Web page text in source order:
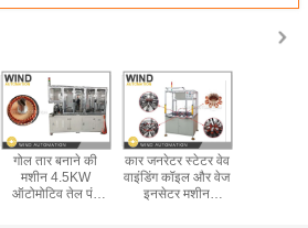
गोल तार बनाने की
मशीन 4.5KW
ऑटोमोटिव तेल पंप
कार जनरेटर स्टेटर वेव
वाइंडिंग कॉइल और वेज
इनसेटर मशीन